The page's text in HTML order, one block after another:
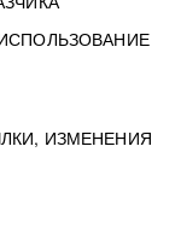
ИЗМЕНЕНИЯ